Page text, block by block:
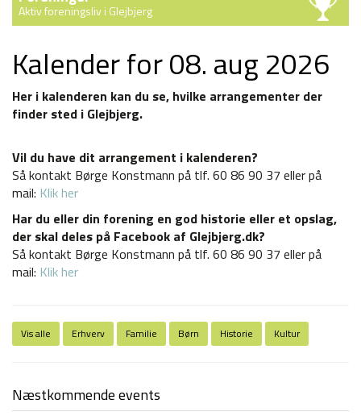
Aktiv foreningsliv i Glejbjerg
Kalender for 08. aug 2026
Her i kalenderen kan du se, hvilke arrangementer der
finder sted i Glejbjerg.
Vil du have dit arrangement i kalenderen?
Så kontakt Børge Konstmann på tlf. 60 86 90 37 eller på
mail: Klik her
Har du eller din forening en god historie eller et opslag,
der skal deles på Facebook af Glejbjerg.dk?
Så kontakt Børge Konstmann på tlf. 60 86 90 37 eller på
mail: Klik her
Vis alle Erhverv Familie Børn Historie Kultur
Næstkommende events